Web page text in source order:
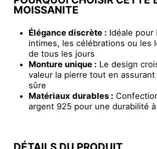
MOISSANITE
Élégance discrète : Idéale pour
intimes, les célébrations ou les
de tous les jours
Monture unique : Le design
valeur la pierre tout en
sûre
Matériaux durables :
argent 925 pour une durabilité
DÉTAILS DU PRODUIT